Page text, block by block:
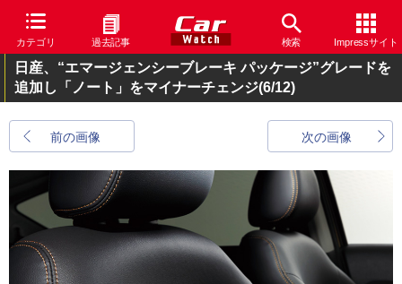
カテゴリ 過去記事 検索 Impressサイト
日産、“エマージェンシーブレーキ パッケージ”グレードを
追加し「ノート」をマイナーチェンジ(6/12)
前の画像 次の画像